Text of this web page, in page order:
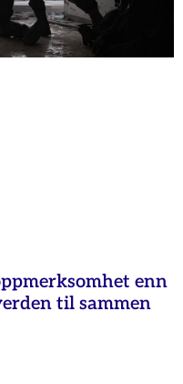
enn
til sammen